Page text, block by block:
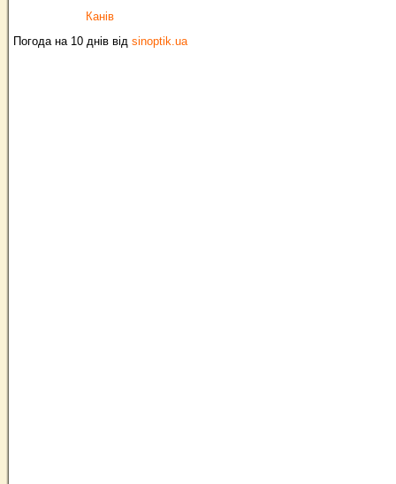
Канів
Погода на 10 днів від sinoptik.ua